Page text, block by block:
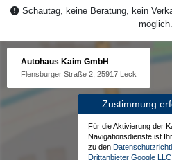
Schautag, keine Beratung, kein
möglich.
Autohaus Kaim GmbH
Flensburger Straße 2, 25917 Leck
Zustimmung
Für die Aktivierung der
Navigationsdienste ist
zu den
Drittanbieter Google LLC